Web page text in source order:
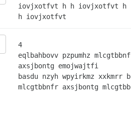
iovjxotfvt h h iovjxotfvt
h iovjxotfvt
4
eqlbahbovv pzpumhz
axsjbontg emojwajtfi
basdu nzyh wpyirkmz xxkmrr
mlcgtbbnfr axsjbontg